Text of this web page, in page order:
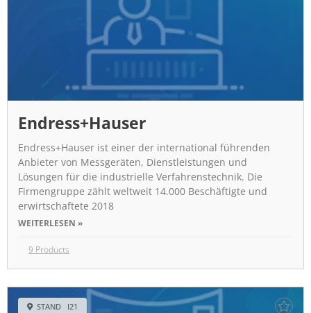
Endress+Hauser
Endress+Hauser ist einer der international führenden
Anbieter von Messgeräten, Dienstleistungen und
Lösungen für die industrielle Verfahrenstechnik. Die
Firmengruppe zählt weltweit 14.000 Beschäftigte und
erwirtschaftete 2018
WEITERLESEN »
9 Products
STAND I21